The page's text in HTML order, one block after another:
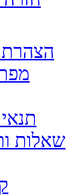
הצהרת
שאלות